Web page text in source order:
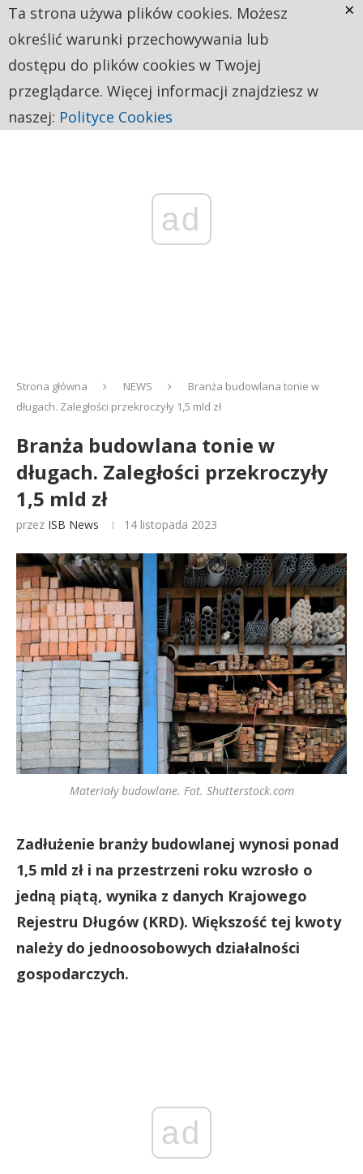
ad
Strona główna NEWS
Branża budowlana tonie w
długach. Zaległości przekroczyły 1,5 mld zł
Branża budowlana tonie w
długach. Zaległości przekroczyły
1,5 mld zł
przez ISB News 14 listopada 2023
Materiały budowlane. Fot. Shutterstock.com
Zadłużenie branży budowlanej wynosi ponad
1,5 mld zł i na przestrzeni roku wzrosło o
jedną piątą, wynika z danych Krajowego
Rejestru Długów (KRD). Większość tej kwoty
należy do jednoosobowych działalności
gospodarczych.
ad
Ta strona używa plików cookies. Możesz
określić warunki przechowywania lub
dostępu do plików cookies w Twojej
przeglądarce. Więcej informacji znajdziesz w
naszej: Polityce Cookies
×